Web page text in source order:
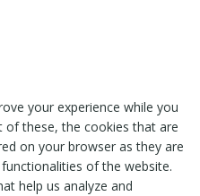
your experience while you
of these, the cookies that are
on your browser as they are
of the website.
help us analyze and